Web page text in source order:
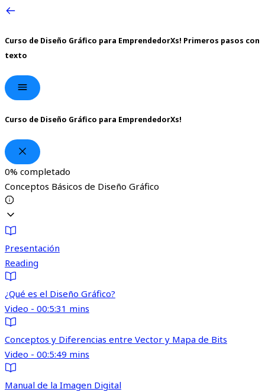
Curso de Diseño Gráfico para EmprendedorXs! Primeros pasos con
texto
Curso de Diseño Gráfico para EmprendedorXs!
0% completado
Conceptos Básicos de Diseño Gráfico
Presentación
Reading
¿Qué es el Diseño Gráfico?
Video - 00:5:31 mins
Conceptos y Diferencias entre Vector y Mapa de Bits
Video - 00:5:49 mins
Manual de la Imagen Digital